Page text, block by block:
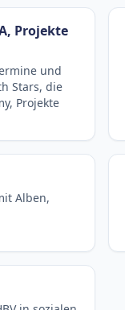
Projekte
und
Stars, die
Projekte
Alben,